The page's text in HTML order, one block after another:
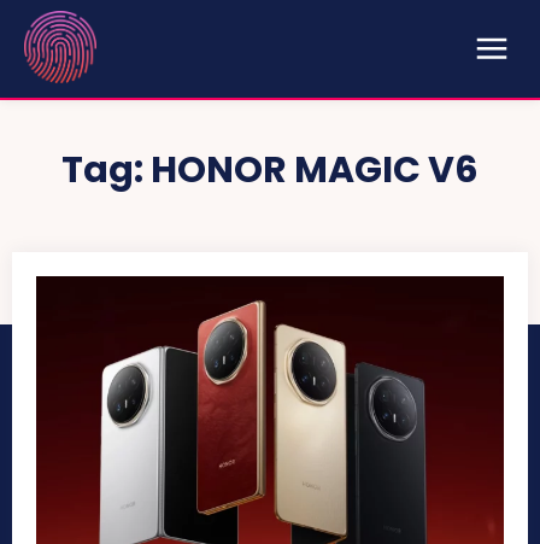
Tag: HONOR MAGIC V6